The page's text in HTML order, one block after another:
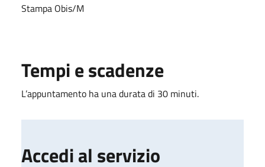
Stampa Obis/M
Tempi e scadenze
L’appuntamento ha una durata di 30 minuti.
Accedi al servizio